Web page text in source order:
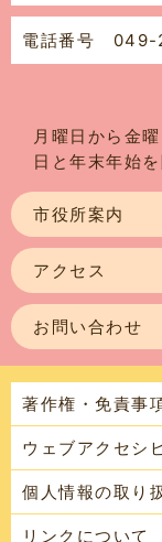
電話番号 049-
月曜日から金
日と年末年始を
市役所案内
アクセス
お問い合わせ
著作権・免責事
ウェブアクセシ
個人情報の取り
リンクについて